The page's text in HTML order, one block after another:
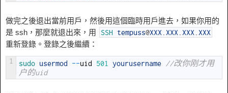
做完之後退出當前用戶，然後用這個臨時用戶進去，如果你用的
是 ssh，那麼就退出來，用
SSH tempuss@XXX XXX XXX XXX
重新登錄。登錄之後繼續：
1 sudo usermod --uid 501 yourusername
//改你刚才用
户的uid